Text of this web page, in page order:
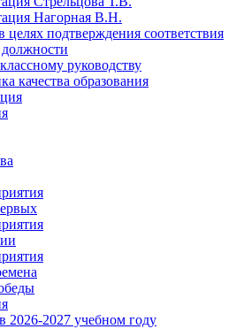
Нагорная В.Н.
целях подтверждения соответствия
руководству
качества образования
2026-2027 учебном году